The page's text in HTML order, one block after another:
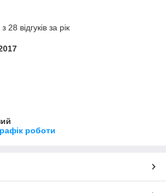
28 відгуків за рік
роботи